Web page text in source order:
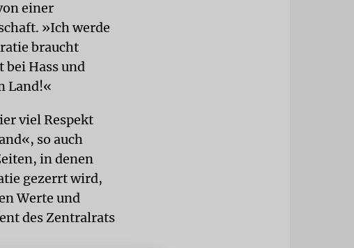
einer
»Ich werde
braucht
bei Hass und
Land!«
viel Respekt
so auch
in denen
gezerrt wird,
Werte und
des Zentralrats